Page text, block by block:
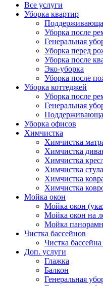
Все услуги
Уборка квартир
Уборка после
Генеральная
Уборка перед
Уборка после
Эко-уборка
Уборка после
Уборка коттеджей
Уборка после
Генеральная
Уборка офисов
Химчистка
Химчистка
Химчистка
Химчистка
Химчистка
Химчистка
Химчистка
Мойка окон
Мойка окон
Мойка окон на
Мойка
Чистка бассейнов
Чистка
Доп. услуги
Глажка
Балкон
Генеральная